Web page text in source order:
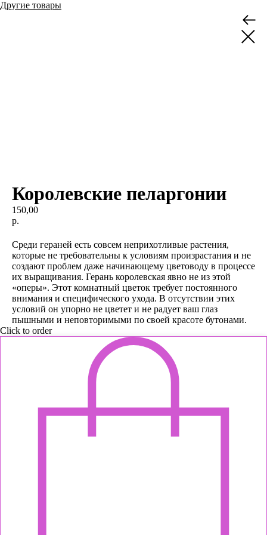
Другие товары
Королевские пеларгонии
150,00
р.
Среди гераней есть совсем неприхотливые растения,
которые не требовательны к условиям произрастания и не
создают проблем даже начинающему цветоводу в процессе
их выращивания. Герань королевская явно не из этой
«оперы». Этот комнатный цветок требует постоянного
внимания и специфического ухода. В отсутствии этих
условий он упорно не цветет и не радует ваш глаз
пышными и неповторимыми по своей красоте бутонами.
Click to order